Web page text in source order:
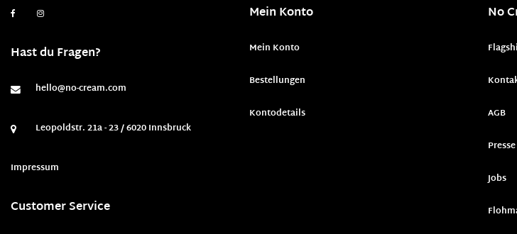
Hast du Fragen?
hello@no-cream.com
Leopoldstr. 21a - 23 / 6020 Innsbruck
Impressum
Customer Service
Mein Konto
Mein Konto
Bestellungen
Kontodetails
No
AGB
Presse
Jobs